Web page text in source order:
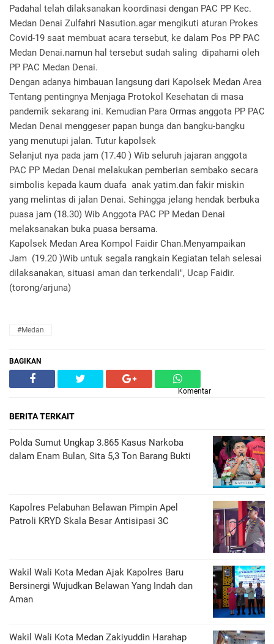
Padahal telah dilaksanakan koordinasi dengan PAC PP Kec.
Medan Denai Zulfahri Nasution.agar mengikuti aturan Prokes
Covid-19 saat membuat acara tersebut, ke dalam Pos PP PAC
Medan Denai.namun hal tersebut sudah saling dipahami oleh
PP PAC Medan Denai.
Dengan adanya himbauan langsung dari Kapolsek Medan Area
Tentang pentingnya Menjaga Protokol Kesehatan di masa
pandemik sekarang ini. Kemudian Para Ormas anggota PP PAC
Medan Denai menggeser papan bunga dan bangku-bangku
yang menutupi jalan. Tutur kapolsek
Selanjut nya pada jam (17.40 ) Wib seluruh jajaran anggota
PAC PP Medan Denai melakukan pemberian sembako secara
simbolis kepada kaum duafa anak yatim.dan fakir miskin
yang melintas di jalan Denai. Sehingga jelang hendak berbuka
puasa jam (18.30) Wib Anggota PAC PP Medan Denai
melaksanakan buka puasa bersama.
Kapolsek Medan Area Kompol Faidir Chan.Menyampaikan
Jam (19.20 )Wib untuk segala rangkain Kegiatan telah selesai
dilaksanakan, situasi aman dan terkendali", Ucap Faidir.
(torong/arjuna)
#Medan
BAGIKAN
Komentar
BERITA TERKAIT
Polda Sumut Ungkap 3.865 Kasus Narkoba
dalam Enam Bulan, Sita 5,3 Ton Barang Bukti
Kapolres Pelabuhan Belawan Pimpin Apel
Patroli KRYD Skala Besar Antisipasi 3C
Wakil Wali Kota Medan Ajak Kapolres Baru
Bersinergi Wujudkan Belawan Yang Indah dan
Aman
Wakil Wali Kota Medan Zakiyuddin Harahap